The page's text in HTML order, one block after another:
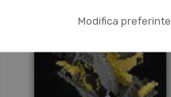
Modifica preferinte